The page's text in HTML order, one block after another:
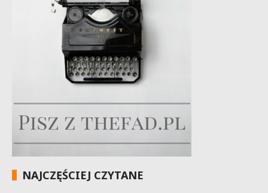
NAJCZĘŚCIEJ CZYTANE